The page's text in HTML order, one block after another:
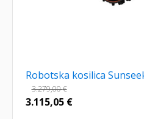
Robotska kosilica
3.279,00€
3.115,05 €